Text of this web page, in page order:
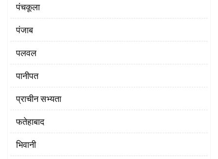
पंचकूला
पंजाब
पलवल
पानीपत
प्राचीन सभ्यता
फतेहाबाद
भिवानी